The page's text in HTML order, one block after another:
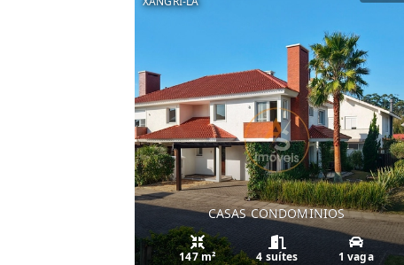
CASAS CONDOMINIOS
147 m² 4 suítes 1 vaga